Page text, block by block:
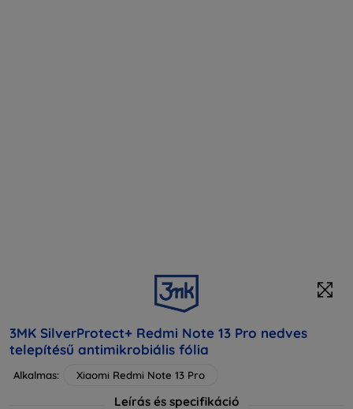
3MK SilverProtect+ Redmi Note 13 Pro nedves
telepítésű antimikrobiális fólia
Alkalmas: Xiaomi Redmi Note 13 Pro
Leírás és specifikáció